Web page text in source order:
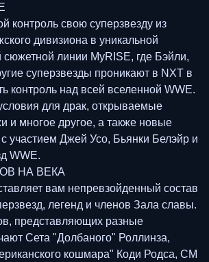
контроль свою суперзвезду из
дивизиона в уникальной
сюжетной линии MyRISE, где Бэйли,
суперзвезды проникают в NXT в
контроль над всей вселенной WWE.
для драк, открываемые
и многое другое, а также новые
участием Джей Усо, Бьянки Белэйр и
WWE.
НА ВЕКА
вам непревзойденный состав
легенд и членов Зала славы.
представляющих разные
Сета "Долбаного" Роллинза,
кошмара" Коди Родса, CM